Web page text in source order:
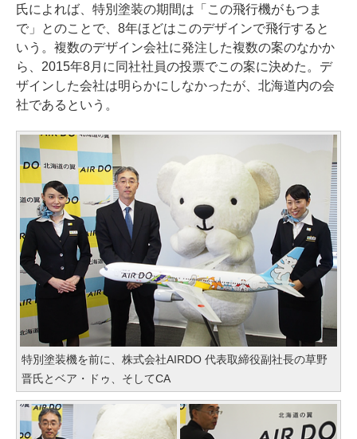
氏によれば、特別塗装の期間は「この飛行機がもつま
で」とのことで、8年ほどはこのデザインで飛行すると
いう。複数のデザイン会社に発注した複数の案のなかか
ら、2015年8月に同社社員の投票でこの案に決めた。デ
ザインした会社は明らかにしなかったが、北海道内の会
社であるという。
特別塗装機を前に、株式会社AIRDO 代表取締役副社長の草野
晋氏とベア・ドゥ、そしてCA